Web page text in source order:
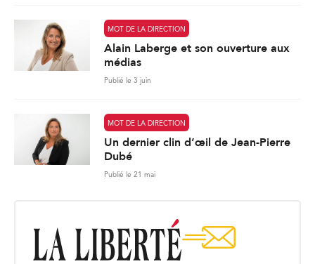
MOT DE LA DIRECTION
Alain Laberge et son ouverture aux
médias
Publié le 3 juin
MOT DE LA DIRECTION
Un dernier clin d’œil de Jean-Pierre
Dubé
Publié le 21 mai